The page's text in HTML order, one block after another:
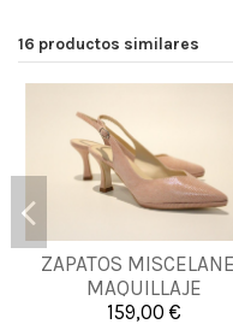
16 productos similares
ZAPATOS
MAQUILLAJE
159,00 €
36 40 42
Añadir al carrito